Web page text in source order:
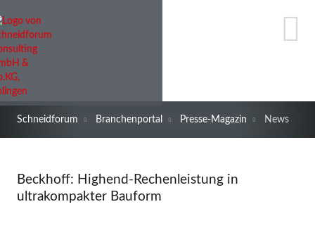
Schneidforum Branchenportal Presse-Magazin News
Beckhoff: Highend-Rechenleistung in
ultrakompakter Bauform